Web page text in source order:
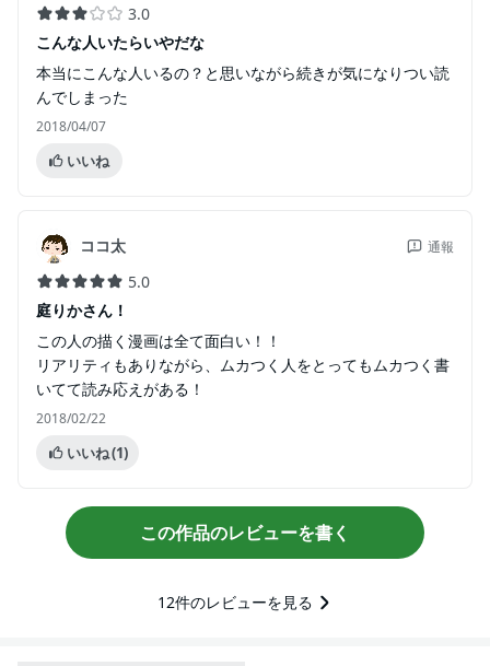
3.0
こんな人いたらいやだな
本当にこんな人いるの？と思いながら続きが気になりつい読
んでしまった
2018/04/07
いいね
ココ太 通報
5.0
庭りかさん！
この人の描く漫画は全て面白い！！
リアリティもありながら、ムカつく人をとってもムカつく書
いてて読み応えがある！
2018/02/22
いいね(1)
この作品のレビューを書く
12件のレビューを見る